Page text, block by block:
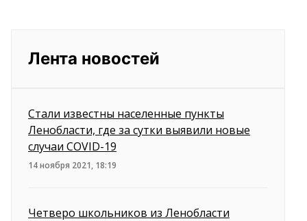
Лента новостей
Стали известны населенные пункты
Ленобласти, где за сутки выявили новые
случаи COVID-19
14 ноября 2021, 18:19
Четверо школьников из Ленобласти